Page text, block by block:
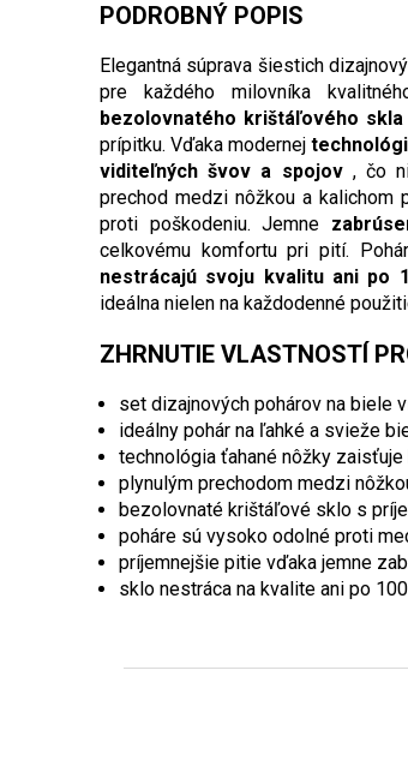
PODROBNÝ POPIS
Elegantná súprava šiestich
pre každého milovníka
bezolovnatého krištáľového skla
prípitku. Vďaka modernej
viditeľných švov a spojov, čo
prechod medzi nôžkou a kalichom
proti poškodeniu. Jemne
celkovému komfortu pri pití.
nestrácajú svoju kvalitu ani po
ideálna nielen na každodenné
ZHRNUTIE VLASTNOSTÍ
set dizajnových pohárov na biele
ideálny pohár na ľahké a svieže
technológia ťahané nôžky
plynulým prechodom medzi
bezolovnaté krištáľové sklo s
poháre sú vysoko odolné proti
príjemnejšie pitie vďaka jemne
sklo nestráca na kvalite ani po